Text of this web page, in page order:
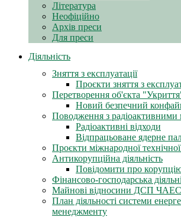
Література
Неофіційно
Архів преси
Для преси
Діяльність
Зняття з експлуатації
Проєкти зняття з
Перетворення об'єкта
Новий безпечний
Поводження з радіоактивними
Радіоактивні відходи
Відпрацьоване ядерне
Проєкти міжнародної
Антикорупційна діяльність
Повідомити про
Фінансово-господарська
Майнові відносини ДСП ЧАЕС
План діяльності системи
менеджменту